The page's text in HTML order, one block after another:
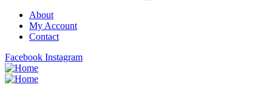
About
My Account
Contact
Facebook Instagram